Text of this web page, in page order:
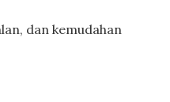
dan kemudahan